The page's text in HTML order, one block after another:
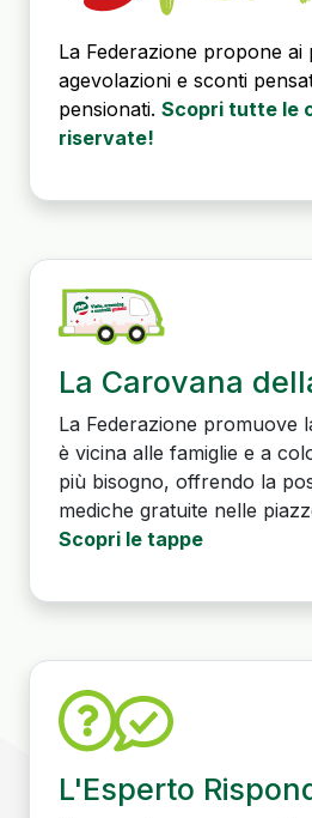
La Federazione propone ai
agevolazioni e sconti
pensionati. Scopri tutte le
riservate!
La Carovana
La Federazione promuove
è vicina alle famiglie e a
più bisogno, offrendo la
mediche gratuite nelle
Scopri le tappe
L'Esperto